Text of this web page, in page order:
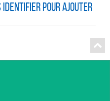
identifier pour ajouter